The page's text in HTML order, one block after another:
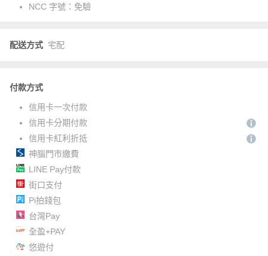
NCC 字號： 免驗
配送方式 宅配
付款方式
信用卡一次付款
信用卡分期付款
信用卡紅利折抵
神腦門市繳費
LINE Pay付款
街口支付
Pi拍錢包
台灣Pay
全盈+PAY
悠遊付